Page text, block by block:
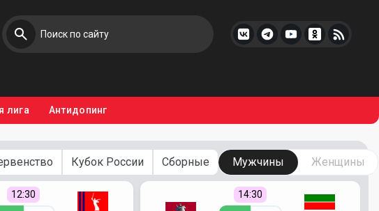
лига Антидопинг
Кубок России Сборные Мужчины Женщины
12:30 14:30